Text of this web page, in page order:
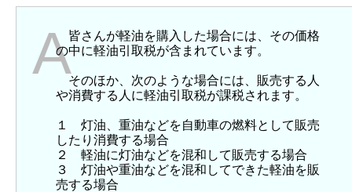
A皆さんが軽油を購入した場合には、その価格
の中に軽油引取税が含まれています。
そのほか、次のような場合には、販売する人
や消費する人に軽油引取税が課税されます。
１ 灯油、重油などを自動車の燃料として販売
したり消費する場合
２ 軽油に灯油などを混和して販売する場合
３ 灯油や重油などを混和してできた軽油を販
売する場合